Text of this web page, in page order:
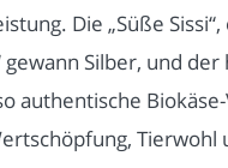
Die „Süße
gewann Silber, und
authentische